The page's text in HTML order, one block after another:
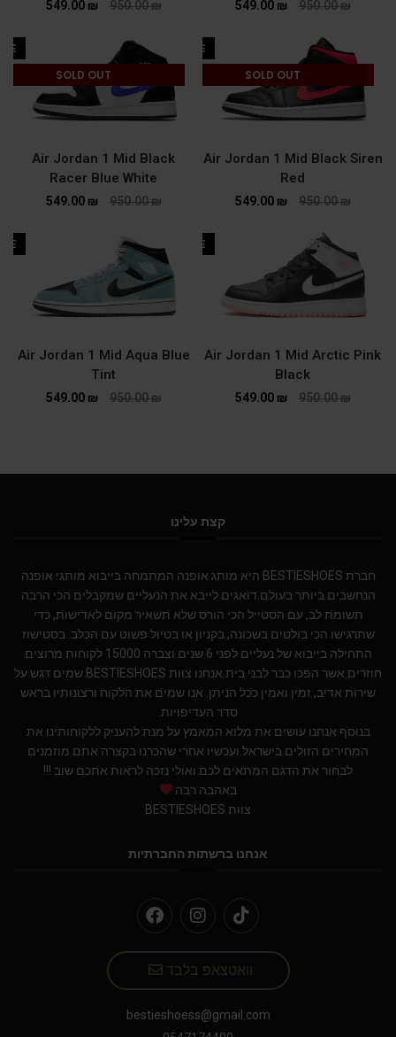
950.00₪
549.00 ₪
950.00₪
549.00 ₪
SALE
SOLD OUT
Air Jordan 1 Mid Black Siren
Red
950.00₪
549.00 ₪
SOLD OUT
Air Jordan 1 Mid Black
Racer Blue White
950.00₪
549.00 ₪
SALE
Air Jordan 1 Mid Arctic Pink
Black
950.00₪
549.00 ₪
Air Jordan 1 Mid Aqua Blue
Tint
950.00₪
549.00 ₪
קצת עלינו
חברת BESTIESHOES היא מותג אופנה המתמחה בייבוא מותגי אופנה
הנחשבים ביותר בעולם.דואגים לייבא את הנעליים שמקבלים הכי הרבה
תשומת לב, עם הסטייל הכי הורס שלא תשאיר מקום לאדישות, כדי
שתרגישו הכי בולטים בשכונה, בקניון או בטיול פשוט עם הכלב. בסטישוז
התחילה בייבוא של נעליים לפני 6 שנים וצברה 15000 לקוחות מרוצים
חוזרים אשר הפכו כבר לבני בית.אנחנו צוות BESTIESHOES שמים דגש על
שירות אדיב, זמין ואמין ככל הניתן. אנו שמים את הלקוח ורצונותיו בראש
סדר העדיפויות.
בנוסף אנחנו עושים את מלוא המאמץ על מנת להעניק ללקוחותינו את
המחירים הזולים בישראל.ועכשיו אחרי שהכרנו בקצרה אתם מוזמנים
לבחור את הדגם המתאים לכם ואולי נזכה לראות אתכם שוב !!!
באהבה רבה
צוות BESTIESHOES
אנחנו ברשתות החברתיות
וואטצאפ בלבד
bestieshoess@gmail.com